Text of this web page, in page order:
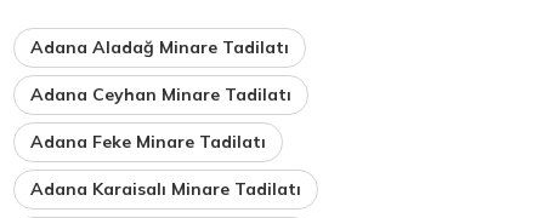
Adana Aladağ Minare Tadilatı
Adana Ceyhan Minare Tadilatı
Adana Feke Minare Tadilatı
Adana Karaisalı Minare Tadilatı